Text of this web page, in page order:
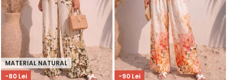
-80 Lei
MATERIAL NATURAL
-90 Lei